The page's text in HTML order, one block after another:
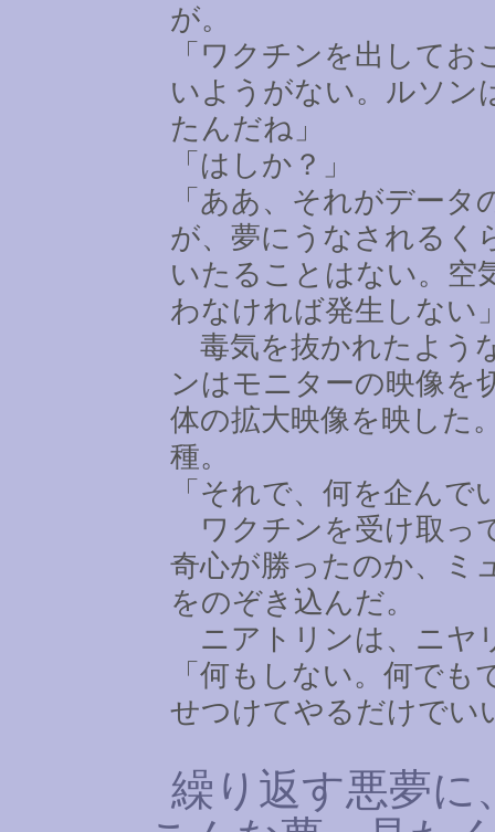
が。
「ワクチンを出してお
いようがない。ルソン
たんだね」
「はしか？」
「ああ、それがデー
が、夢にうなされるく
いたることはない。空
わなければ発生しない
毒気を抜かれたよう
ンはモニターの映像を
体の拡大映像を映した
種。
「それで、何を企んで
ワクチンを受け取っ
奇心が勝ったのか、ミ
をのぞき込んだ。
ニアトリンは、ニヤ
「何もしない。何で
せつけてやるだけでい
繰り返す悪夢に